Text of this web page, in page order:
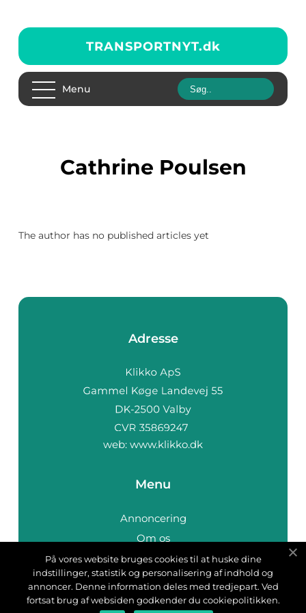
TRANSPORTNYT.dk
Menu
Cathrine Poulsen
The author has no published articles yet
Adresse
web: www.klikko.dk
Menu
Annoncering
Om os
Cookies
Kontakt os
Sitemap
På vores website bruges cookies til at huske dine
indstillinger, statistik og personalisering af indhold og
annoncer. Denne information deles med tredjepart. Ved
fortsat brug af websiden godkender du cookiepolitikken.